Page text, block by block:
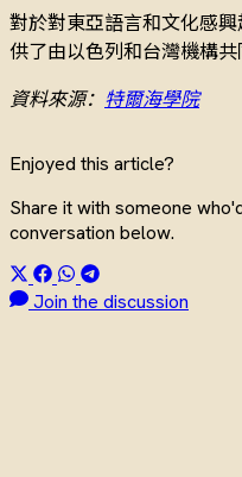
對於對東亞語言和文化感
供了由以色列和台灣機構共
資料來源： 特爾海學院
Enjoyed this article?
Share it with someone
conversation below.
Join the discussion